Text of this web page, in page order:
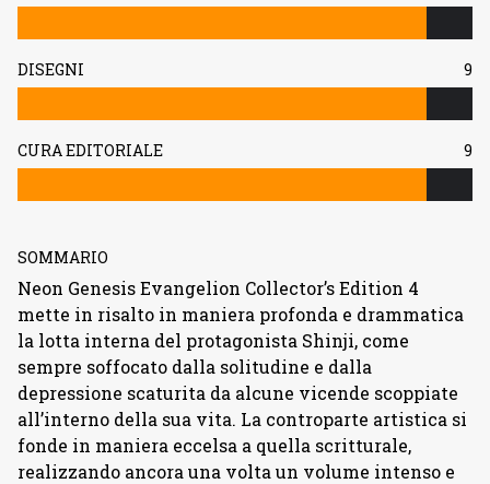
DISEGNI 9
CURA EDITORIALE 9
SOMMARIO
Neon Genesis Evangelion Collector’s Edition 4
mette in risalto in maniera profonda e drammatica
la lotta interna del protagonista Shinji, come
sempre soffocato dalla solitudine e dalla
depressione scaturita da alcune vicende scoppiate
all’interno della sua vita. La controparte artistica si
fonde in maniera eccelsa a quella scritturale,
realizzando ancora una volta un volume intenso e